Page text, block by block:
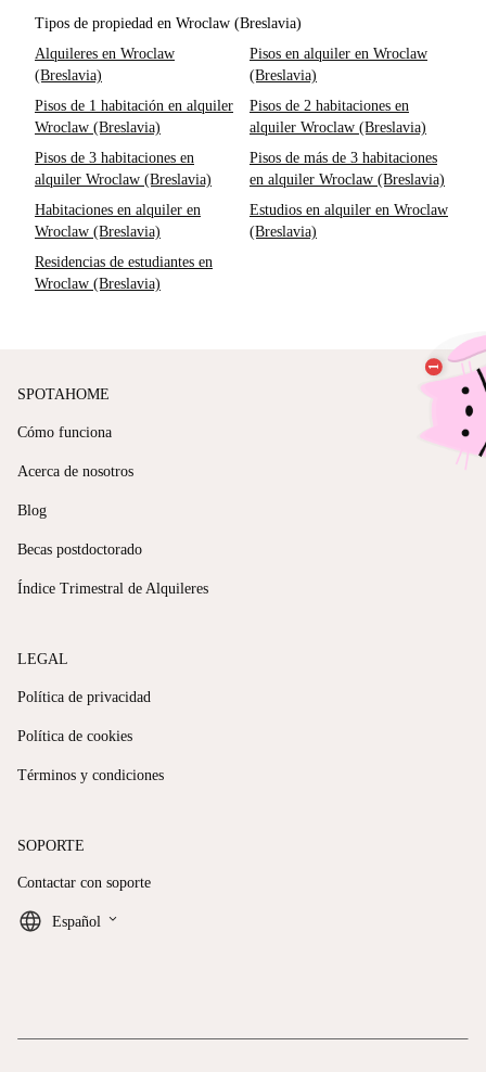
Tipos de propiedad en Wroclaw (Breslavia)
Alquileres en Wroclaw
(Breslavia)
Pisos en alquiler en Wroclaw
(Breslavia)
Pisos de 1 habitación en alquiler
Wroclaw (Breslavia)
Pisos de 2 habitaciones en
alquiler Wroclaw (Breslavia)
Pisos de 3 habitaciones en
alquiler Wroclaw (Breslavia)
Pisos de más de 3 habitaciones
en alquiler Wroclaw (Breslavia)
Habitaciones en alquiler en
Wroclaw (Breslavia)
Estudios en alquiler en Wroclaw
(Breslavia)
Residencias de estudiantes en
Wroclaw (Breslavia)
SPOTAHOME
Cómo funciona
Acerca de nosotros
Blog
Becas postdoctorado
Índice Trimestral de Alquileres
LEGAL
Política de privacidad
Política de cookies
Términos y condiciones
SOPORTE
Contactar con soporte
Español keyboard_arrow_down